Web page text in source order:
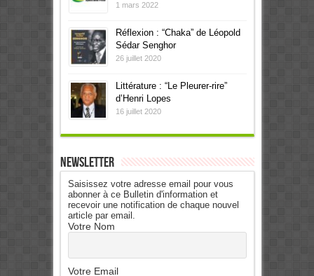
1 mars 2022
Réflexion : “Chaka” de Léopold
Sédar Senghor
26 juillet 2020
Littérature : “Le Pleurer-rire”
d’Henri Lopes
16 juillet 2020
Newsletter
Saisissez votre adresse email pour vous
abonner à ce Bulletin d'information et
recevoir une notification de chaque nouvel
article par email.
Votre Nom
Votre Email